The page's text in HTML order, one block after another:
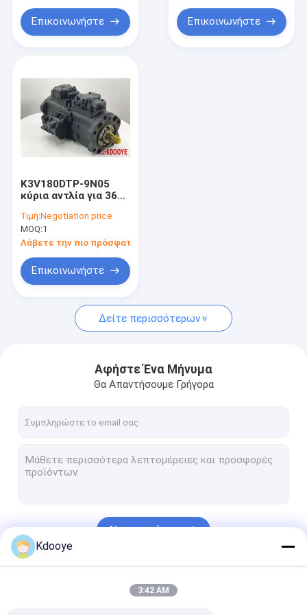
Επικοινωνήστε Επικοινωνήστε
K3V180DTP-9N05
κύρια αντλία για 360
Τιμή:Negotiation price
MOQ:1
Λάβετε την πιο πρόσφατη τιμή
Επικοινωνήστε
Δείτε περισσότερων
Αφήστε Ένα Μήνυμα
Θα Απαντήσουμε Γρήγορα
Να συνεχίσει
Kdooye
3:42 AM